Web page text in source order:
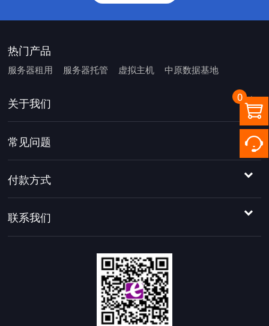

0
热门产品
服务器租用 服务器托管 虚拟主机 中原数据基地
关于我们
常见问题
付款方式
联系我们